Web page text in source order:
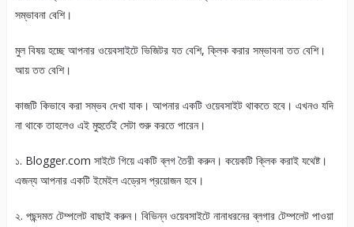
সম্ভাবনা বেশি।
মুল বিষয় হচ্ছে আপনার ওয়েবসাইটে ভিজিটর যত বেশি, ক্লিক করার সম্ভাবনা তত বেশি।
আয় তত বেশি।
কাজটি কিভাবে করা সম্ভব দেখা যাক। আপনার একটি ওয়েবসাইট থাকতে হবে। এখনও যদি
না থাকে তাহলেও এই মুহুর্তেই সেটা শুরু করতে পারেন।
১. Blogger.com সাইটে গিয়ে একটি ব্লগ তৈরী করুন। কয়েকটি ক্লিক করাই যথেষ্ট।
এজন্য আপনার একটি ইমেইল এড্রেস প্রয়োজন হবে।
২. পছন্দমত টেম্পলেট বাছাই করুন। বিভিন্ন ওয়েবসাইটে নানাধরনের ব্লগার টেম্পলেট পাওয়া